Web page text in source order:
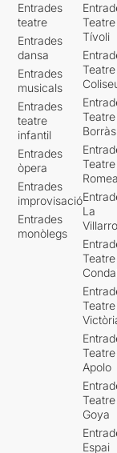
Entrades
teatre
Entrades
dansa
Entrades
musicals
Entrades
teatre
infantil
Entrades
òpera
Entrades
improvisació
Entrades
monòlegs
Teatre
Tívoli
Teatre
Teatre
Borràs
Teatre
Romea
La
Teatre
Condal
Teatre
Teatre
Apolo
Teatre
Goya
Espai